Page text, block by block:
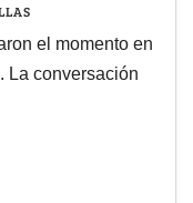
el momento en
La conversación